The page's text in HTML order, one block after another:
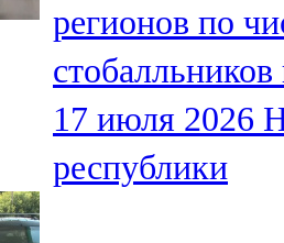
регионов по
17 июля 2026
республики